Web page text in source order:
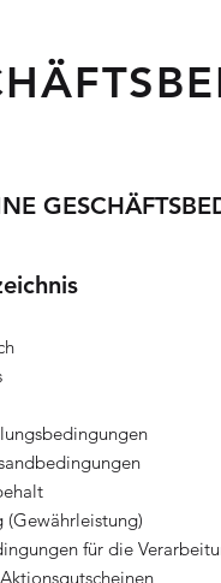
(Gewährleistung)
für die